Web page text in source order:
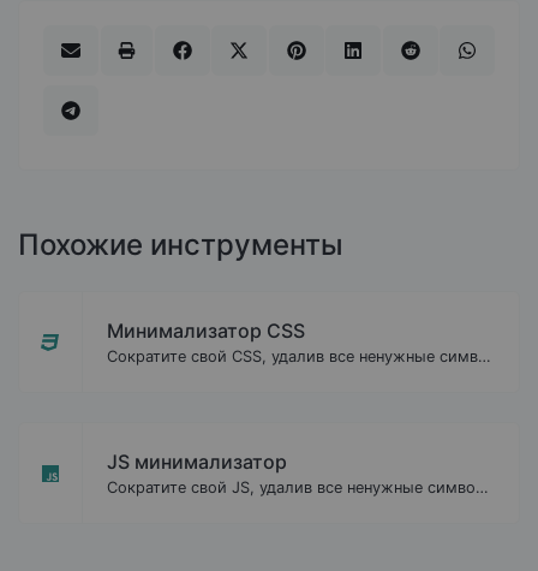
Похожие инструменты
Минимализатор CSS
Сократите свой CSS, удалив все ненужные символы.
JS минимализатор
Сократите свой JS, удалив все ненужные символы.
уведомления, если хотите получать важные